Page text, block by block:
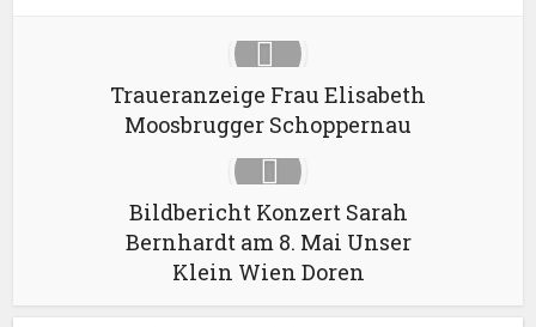
Traueranzeige Frau Elisabeth
Moosbrugger Schoppernau
Bildbericht Konzert Sarah
Bernhardt am 8. Mai Unser
Klein Wien Doren